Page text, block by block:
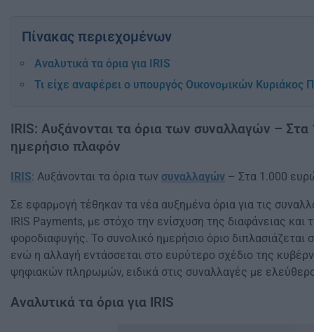
Πίνακας περιεχομένων
Αναλυτικά τα όρια για IRIS
Τι είχε αναφέρει ο υπουργός Οικονομικών Κυριάκος
IRIS: Αυξάνονται τα όρια των συναλλαγών –
ημερήσιο πλαφόν
IRIS: Αυξάνονται τα όρια των συναλλαγών – Στα 1.000
Σε εφαρμογή τέθηκαν τα νέα αυξημένα όρια για τις
IRIS Payments, με στόχο την ενίσχυση της διαφάνειας και
φοροδιαφυγής. Το συνολικό ημερήσιο όριο
ενώ η αλλαγή εντάσσεται στο ευρύτερο σχέδιο της
ψηφιακών πληρωμών, ειδικά στις συναλλαγές με
Αναλυτικά τα όρια για IRIS